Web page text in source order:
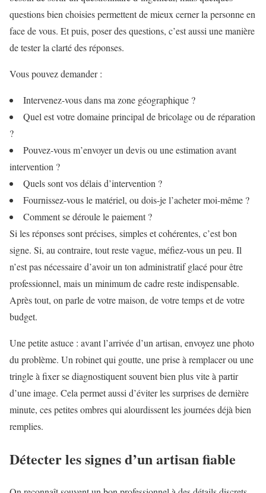
questions bien choisies permettent de mieux cerner la personne en
face de vous. Et puis, poser des questions, c’est aussi une manière
de tester la clarté des réponses.
Vous pouvez demander :
Intervenez-vous dans ma zone géographique ?
Quel est votre domaine principal de bricolage ou de réparation
?
Pouvez-vous m’envoyer un devis ou une estimation avant
intervention ?
Quels sont vos délais d’intervention ?
Fournissez-vous le matériel, ou dois-je l’acheter moi-même ?
Comment se déroule le paiement ?
Si les réponses sont précises, simples et cohérentes, c’est bon
signe. Si, au contraire, tout reste vague, méfiez-vous un peu. Il
n’est pas nécessaire d’avoir un ton administratif glacé pour être
professionnel, mais un minimum de cadre reste indispensable.
Après tout, on parle de votre maison, de votre temps et de votre
budget.
Une petite astuce : avant l’arrivée d’un artisan, envoyez une photo
du problème. Un robinet qui goutte, une prise à remplacer ou une
tringle à fixer se diagnostiquent souvent bien plus vite à partir
d’une image. Cela permet aussi d’éviter les surprises de dernière
minute, ces petites ombres qui alourdissent les journées déjà bien
remplies.
Détecter les signes d’un artisan fiable